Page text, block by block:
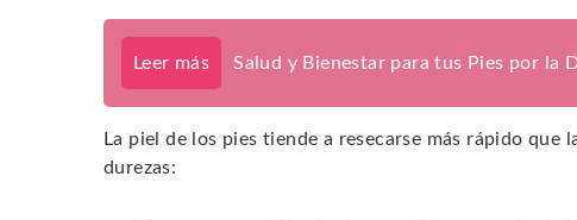
Leer más Salud y Bienestar para tus Pies por la
La piel de los pies tiende a resecarse más rápido
durezas: